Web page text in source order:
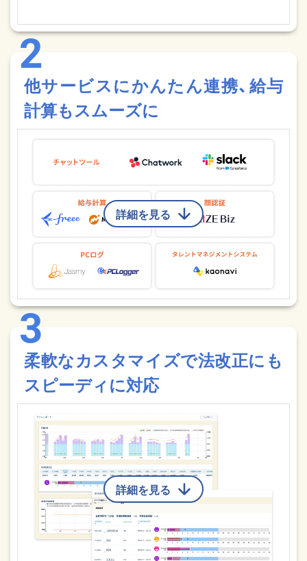
他サービスにかんたん連携、給与
計算もスムーズに
詳細を見る
柔軟なカスタマイズで法改正にも
スピーディに対応
詳細を見る